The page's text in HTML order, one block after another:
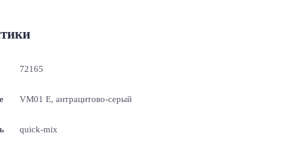
72165
VM01 E, антрацитово-серый
quick-mix